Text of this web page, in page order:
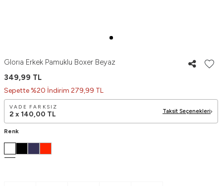
Glorıa Erkek Pamuklu Boxer Beyaz
349,99 TL
Sepette %20 İndirim 279,99 TL
VADE FARKSIZ
2 x 140,00 TL Taksit Seçenekleri
Renk